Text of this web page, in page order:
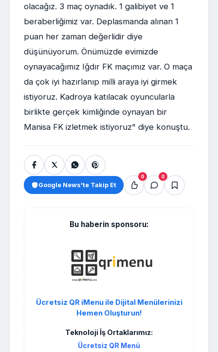
olacağız. 3 maç oynadık. 1 galibiyet ve 1
beraberliğimiz var. Deplasmanda alınan 1
puan her zaman değerlidir diye
düşünüyorum. Önümüzde evimizde
oynayacağımız Iğdır FK maçımız var. O maça
da çok iyi hazırlanıp milli araya iyi girmek
istiyoruz. Kadroya katılacak oyuncularla
birlikte gerçek kimliğinde oynayan bir
Manisa FK izletmek istiyoruz" diye konuştu.
Google News'te Takip Et
0 0
Bu haberin sponsoru:
Ücretsiz QR iMenu ile Dijital Menülerinizi
Hemen Oluşturun!
Teknoloji İş Ortaklarımız:
Ücretsiz QR Menü